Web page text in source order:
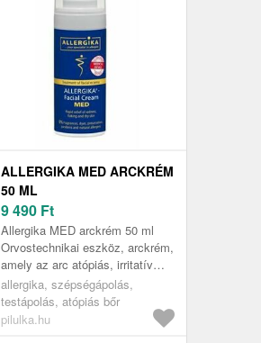
ALLERGIKA MED ARCKRÉM
50 ML
9 490 Ft
Allergika MED arckrém 50 ml
Orvostechnikai eszköz, arckrém,
amely az arc atópiás, irritatív
vagy allergiás kontakt
ekcémájának és
neurodermitiszéne...
allergika, szépségápolás,
testápolás, atópiás bőr
pilulka.hu